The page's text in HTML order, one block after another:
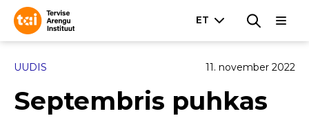
UUDIS 11. november 2022
Septembris puhkas